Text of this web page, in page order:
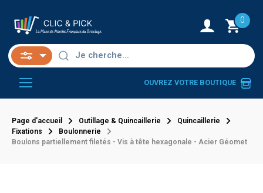
0
OUVREZ VOTRE BOUTIQUE
Page d'accueil Outillage & Quincaillerie
Quincaillerie
Fixations
Boulonnerie
Boulons partiellement filetés - Vis à tête hexagonale - Acier Géomet